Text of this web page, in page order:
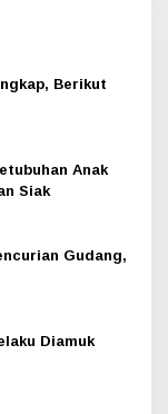
Berikut
Anak
Siak
Gudang,
Diamuk